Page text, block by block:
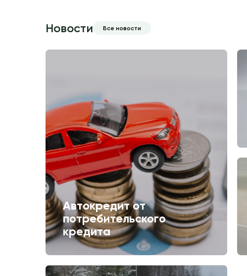
Новости Все новости
Автокредит от
потребительского
кредита